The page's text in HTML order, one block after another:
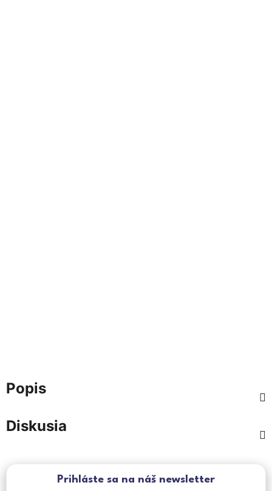
Popis
Diskusia
Prihláste sa na náš newsletter